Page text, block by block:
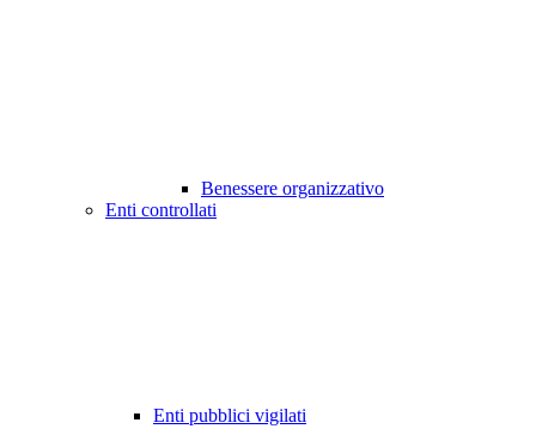
Benessere organizzativo
Enti controllati
Enti pubblici vigilati